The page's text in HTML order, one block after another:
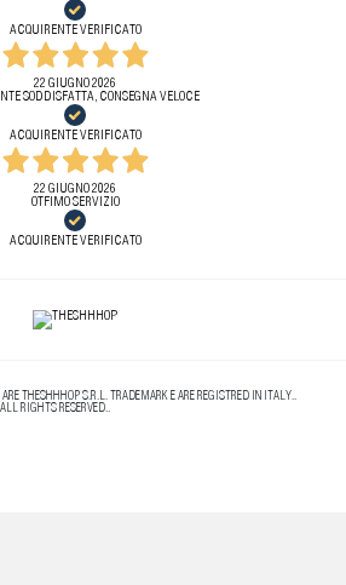
ACQUIRENTE VERIFICATO
22 GIUGNO 2026
SODDISFATTA, CONSEGNA VELOCE
ACQUIRENTE VERIFICATO
22 GIUGNO 2026
OTFIMO SERVIZIO
ACQUIRENTE VERIFICATO
ARE THESHHHOP S.R.L. TRADEMARK E ARE REGISTRED IN ITALY..
RIGHTS RESERVED..